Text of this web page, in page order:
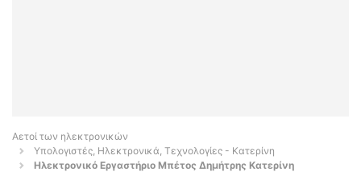
Αετοί των ηλεκτρονικών
Υπολογιστές, Ηλεκτρονικά, Τεχνολογίες - Κατερίνη
Ηλεκτρονικό Εργαστήριο Μπέτος Δημήτρης Κατερίνη